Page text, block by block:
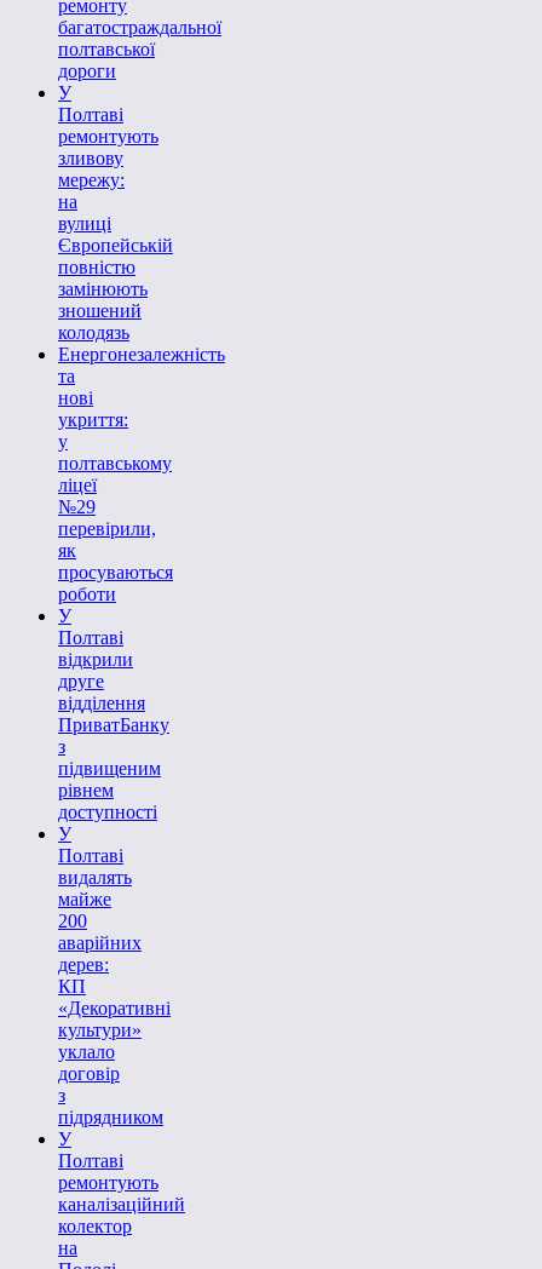
ремонту
багатостраждальної
полтавської
дороги
У
Полтаві
ремонтують
зливову
мережу:
на
вулиці
Європейській
повністю
замінюють
зношений
колодязь
Енергонезалежність
та
нові
укриття:
у
полтавському
ліцеї
№29
перевірили,
як
просуваються
роботи
У
Полтаві
відкрили
друге
відділення
ПриватБанку
з
підвищеним
рівнем
доступності
У
Полтаві
видалять
майже
200
аварійних
дерев:
КП
«Декоративні
культури»
уклало
договір
з
підрядником
У
Полтаві
ремонтують
каналізаційний
колектор
на